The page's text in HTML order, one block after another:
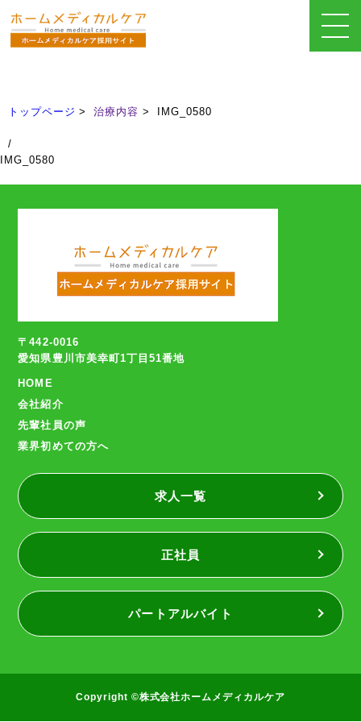
トップページ 治療内容 IMG_0580
/
IMG_0580
〒442-0016
愛知県豊川市美幸町1丁目51番地
HOME
会社紹介
先輩社員の声
業界初めての方へ
求人一覧
正社員
パートアルバイト
Copyright ©株式会社ホームメディカルケア